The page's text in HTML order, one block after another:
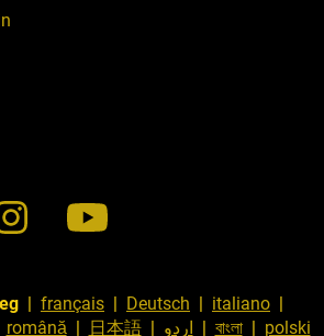
| français | Deutsch | italiano |
română| 日本語| اردو | বাংলা| polski